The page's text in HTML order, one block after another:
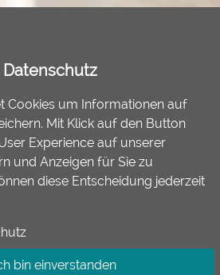
Cookies um Informationen auf
Mit Klick auf den Button
Experience auf unserer
und Anzeigen für Sie zu
diese Entscheidung jederzeit
bin einverstanden